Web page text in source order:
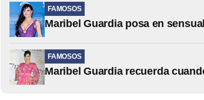
FAMOSOS
Maribel Guardia posa en
FAMOSOS
Maribel Guardia recuerda